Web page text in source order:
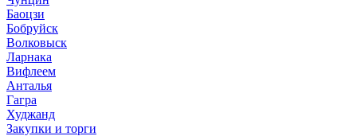
Баоцзи
Бобруйск
Волковыск
Ларнака
Вифлеем
Анталья
Гагра
Худжанд
Закупки и торги